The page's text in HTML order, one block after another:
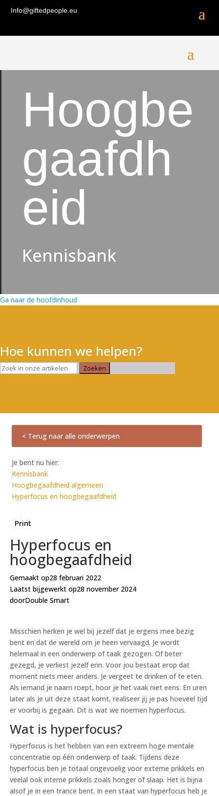
Info@giftedpeople.eu
Hoogbe
gaafdh
eid
Kennisbank
Ga naar de hoofdinhoud
Hoe kunnen we helpen?
Zoeken
< Terug naar alle onderwerpen
Je bent nu hier:
Kennisbank
Hoogbegaafdheid algemeen
Hyperfocus en hoogbegaafdheid
Print
Hyperfocus en
hoogbegaafdheid
Gemaakt op28 februari 2022
Laatst bijgewerkt op28 november 2024
doorDouble Smart
Misschien herken je wel bij jezelf dat je ergens mee bezig
bent en dat de wereld om je heen vervaagd. Je wordt
helemaal in een onderwerp of taak gezogen. Of beter
gezegd, je verliest jezelf erin. Voor jou bestaat erop dat
moment niets meer anders. Je vergeet te drinken of te eten.
Als iemand je naam roept, hoor je het vaak niet eens. En uren
later als je uit deze staat komt, realiseer jij je pas hoeveel tijd
er voorbij is gegaan. Dit is wat we noemen hyperfocus.
Wat is hyperfocus?
Hyperfocus is het hebben van een extreem hoge mentale
concentratie op één onderwerp of taak. Tijdens deze
hyperfocus ben je totaal ongevoelig voor externe prikkels en
veelal ook interne prikkels zoals honger of slaap. Het is bijna
alsof je in een trance bent. In een staat van hyperfocus heb je